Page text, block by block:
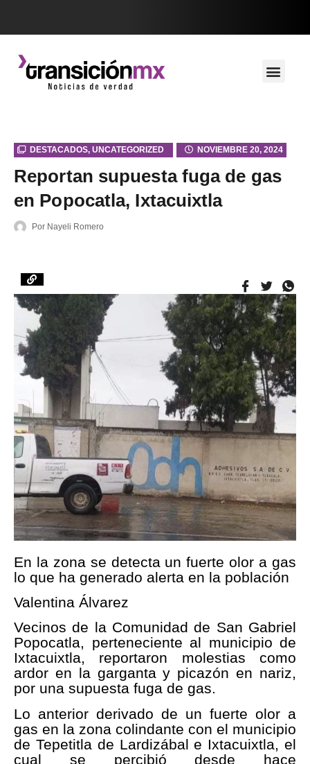
DESTACADOS, UNCATEGORIZED NOVIEMBRE 20, 2024
Reportan supuesta fuga de gas
en Popocatla, Ixtacuixtla
Por Nayeli Romero
En la zona se detecta un fuerte olor a gas
lo que ha generado alerta en la población
Valentina Álvarez
Vecinos de la Comunidad de San Gabriel
Popocatla, perteneciente al municipio de
Ixtacuixtla, reportaron molestias como
ardor en la garganta y picazón en nariz,
por una supuesta fuga de gas.
Lo anterior derivado de un fuerte olor a
gas en la zona colindante con el municipio
de Tepetitla de Lardizábal e Ixtacuixtla, el
cual se percibió desde hace